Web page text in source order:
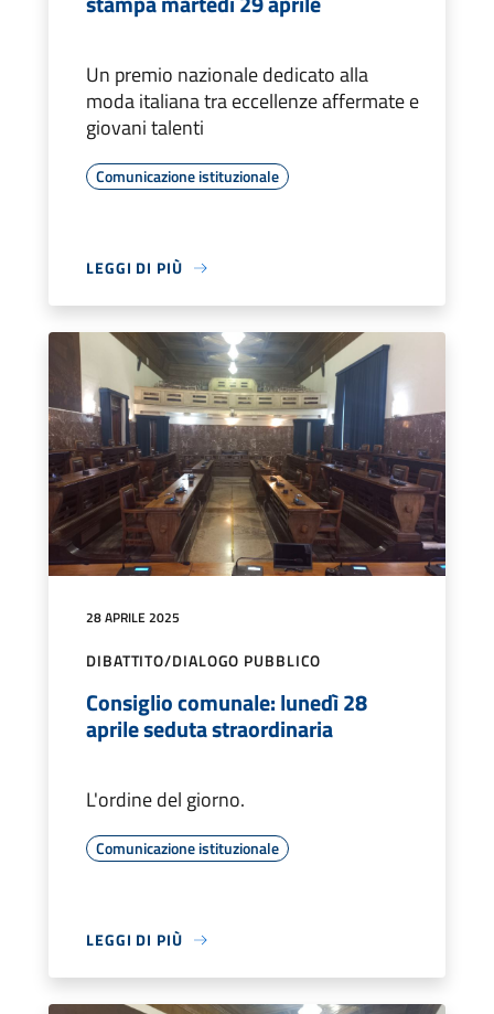
Un premio nazionale dedicato alla
moda italiana tra eccellenze affermate e
giovani talenti
Comunicazione istituzionale
LEGGI DI PIÙ
28 APRILE 2025
DIBATTITO/DIALOGO PUBBLICO
Consiglio comunale: lunedì 28
aprile seduta straordinaria
L'ordine del giorno.
Comunicazione istituzionale
LEGGI DI PIÙ